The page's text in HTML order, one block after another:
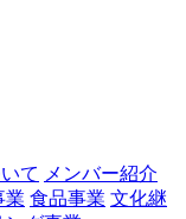
て メンバー紹介
業 食品事業 文化継